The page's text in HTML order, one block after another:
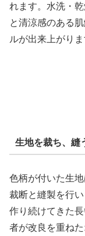
れます。水洗・
と清涼感のある
ルが出来上がりま
生地を裁ち、
色柄が付いた生
裁断と縫製を行
作り続けてきた
者が改良を重ね